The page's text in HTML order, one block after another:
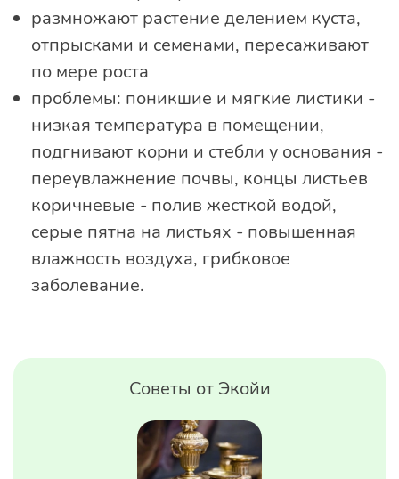
размножают растение делением куста,
отпрысками и семенами, пересаживают
по мере роста
проблемы: поникшие и мягкие листики -
низкая температура в помещении,
подгнивают корни и стебли у основания -
переувлажнение почвы, концы листьев
коричневые - полив жесткой водой,
серые пятна на листьях - повышенная
влажность воздуха, грибковое
заболевание.
Советы от Экойи